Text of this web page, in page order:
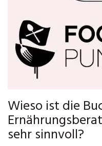
Wieso ist die
sehr sinnvoll?